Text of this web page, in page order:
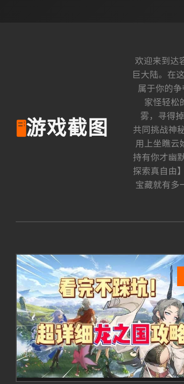
🖥️游戏截图
欢迎来到达
巨大陆。在
属于你的
家怪轻松
雾，寻得
共同挑战神
用上坐瞧云
持有你才幽
探索真自由
宝藏就有多